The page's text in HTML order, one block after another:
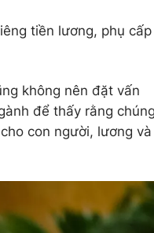
tiền lương, phụ cấp
không nên đặt vấn
để thấy rằng
con người, lương và